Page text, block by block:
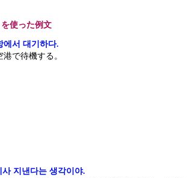
使った例文
에서 대기하다.
で待機する。
지낸다는 생각이야.